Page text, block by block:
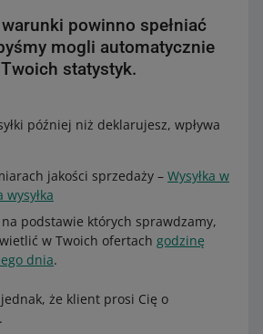
powinno spełniać
mogli automatycznie
statystyk.
później niż deklarujesz, wpływa
jakości sprzedaży – Wysyłka w
wysyłka
podstawie których sprawdzamy,
w Twoich ofertach godzinę
dnia.
że klient prosi Cię o